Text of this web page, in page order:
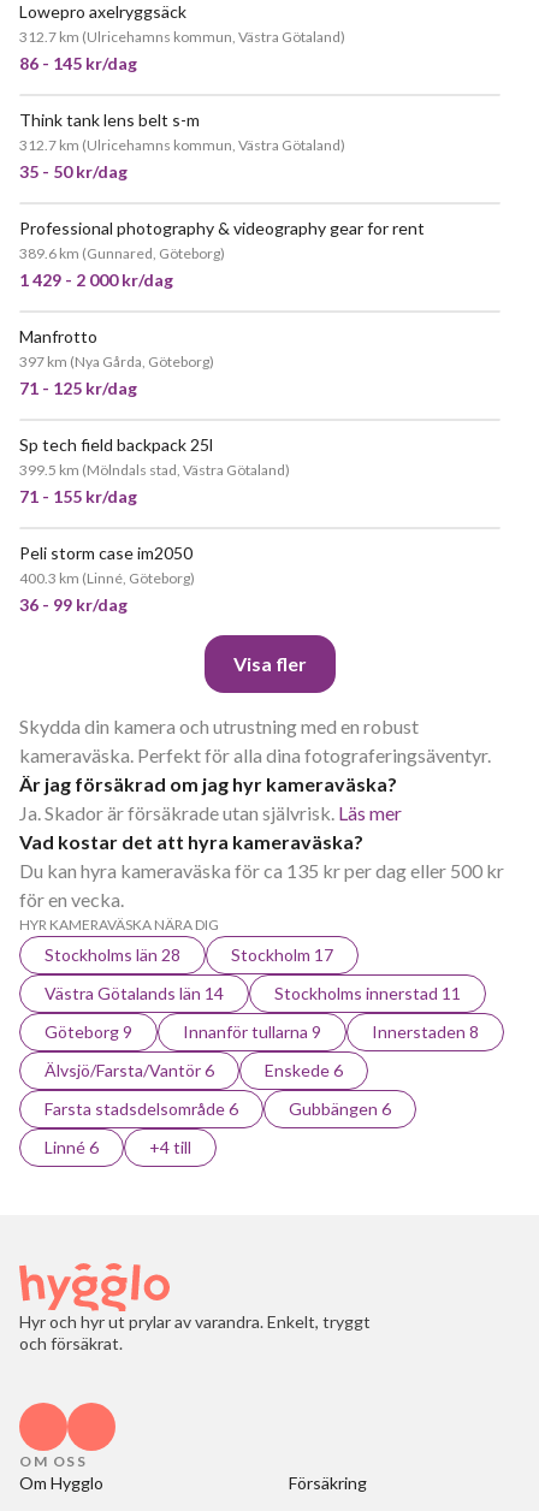
Lowepro axelryggsäck
312.7 km (Ulricehamns kommun, Västra Götaland)
86 - 145 kr/dag
Think tank lens belt s-m
312.7 km (Ulricehamns kommun, Västra Götaland)
35 - 50 kr/dag
Professional photography & videography gear for rent
389.6 km (Gunnared, Göteborg)
1 429 - 2 000 kr/dag
Manfrotto
397 km (Nya Gårda, Göteborg)
71 - 125 kr/dag
Sp tech field backpack 25l
399.5 km (Mölndals stad, Västra Götaland)
71 - 155 kr/dag
Peli storm case im2050
400.3 km (Linné, Göteborg)
36 - 99 kr/dag
Visa fler
Skydda din kamera och utrustning med en robust
kameraväska. Perfekt för alla dina fotograferingsäventyr.
Är jag försäkrad om jag hyr kameraväska?
Ja. Skador är försäkrade utan självrisk. Läs mer
Vad kostar det att hyra kameraväska?
Du kan hyra kameraväska för ca 135 kr per dag eller 500 kr
för en vecka.
HYR KAMERAVÄSKA NÄRA DIG
Stockholms län 28
Stockholm 17
Västra Götalands län 14
Stockholms innerstad 11
Göteborg 9
Innanför tullarna 9
Innerstaden 8
Älvsjö/Farsta/Vantör 6
Enskede 6
Farsta stadsdelsområde 6
Gubbängen 6
Linné 6
+4 till
Hyr och hyr ut prylar av varandra. Enkelt, tryggt
och försäkrat.
OM OSS
Om Hygglo
Försäkring